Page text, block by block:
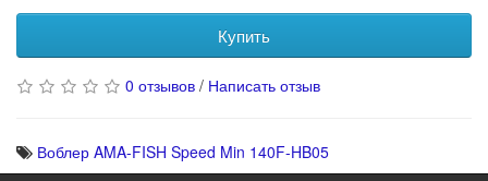
Купить
0 отзывов / Написать отзыв
Воблер AMA-FISH Speed Min 140F-HB05